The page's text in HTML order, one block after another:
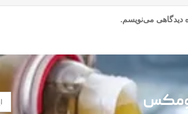
دیدگاهی می‌نویسم.